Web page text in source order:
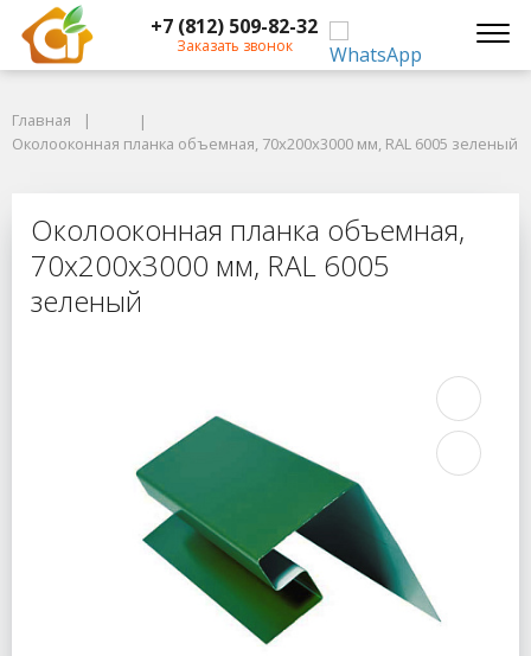
+7 (812) 509-82-32
Заказать звонок
Околооконная планка объемная, 70x200x3000 мм, RAL 6005 зеленый
Околооконная планка объемная,
Главная
Околооконная планка объемная, 70x200x3000 мм, RAL 6005 зеленый
Околооконная планка объемная,
70x200x3000 мм, RAL 6005
зеленый